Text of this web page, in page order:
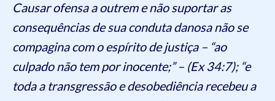
Causar ofensa a outrem e não suportar as
consequências de sua conduta danosa não se
compagina com o espírito de justiça – “ao
culpado não tem por inocente;” – (Ex 34:7); “e
toda a transgressão e desobediência recebeu a